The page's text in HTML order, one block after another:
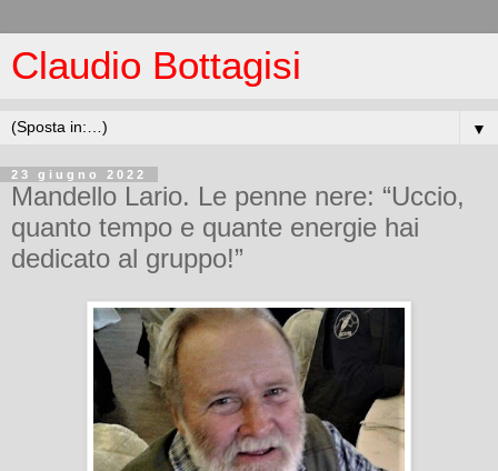
Claudio Bottagisi
▼
23 giugno 2022
Mandello Lario. Le penne nere: “Uccio,
quanto tempo e quante energie hai
dedicato al gruppo!”